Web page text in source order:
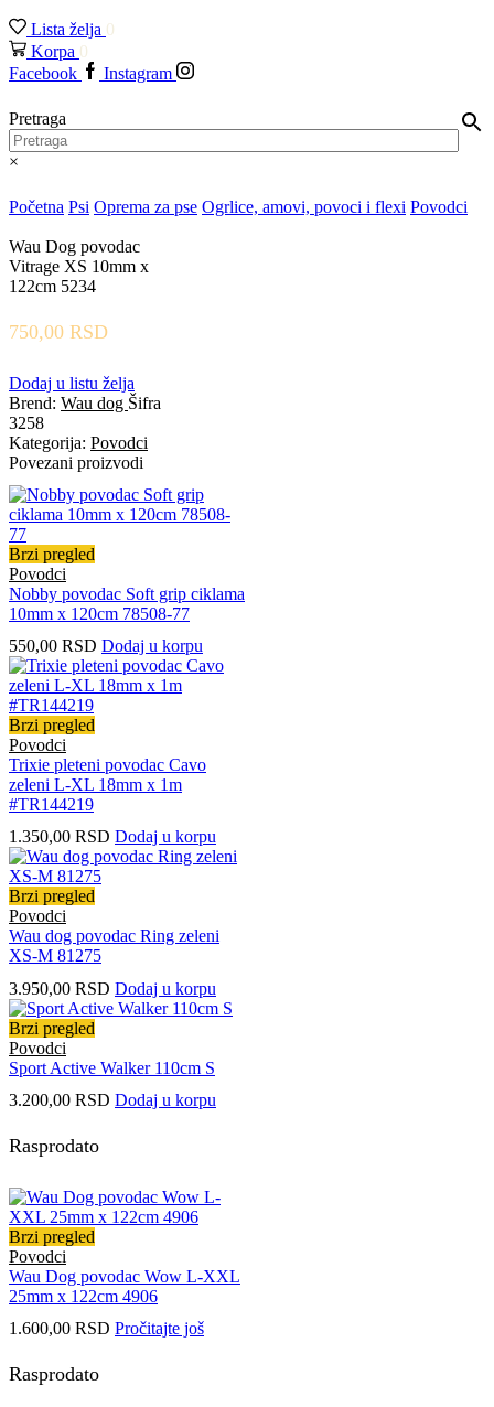
Lista želja 0
Korpa 0
Facebook
Instagram
Pretraga
×
Početna Psi Oprema za pse Ogrlice, amovi, povoci i flexi Povodci
Wau Dog povodac
Vitrage XS 10mm x
122cm 5234
750,00 RSD
Dodaj u listu želja
Brend: Wau dog Šifra
3258
Kategorija: Povodci
Povezani proizvodi
Brzi pregled
Povodci
Nobby povodac Soft grip ciklama
10mm x 120cm 78508-77
550,00 RSD Dodaj u korpu
Brzi pregled
Povodci
Trixie pleteni povodac Cavo
zeleni L-XL 18mm x 1m
#TR144219
1.350,00 RSD Dodaj u korpu
Brzi pregled
Povodci
Wau dog povodac Ring zeleni
XS-M 81275
3.950,00 RSD Dodaj u korpu
Brzi pregled
Povodci
Sport Active Walker 110cm S
3.200,00 RSD Dodaj u korpu
Rasprodato
Brzi pregled
Povodci
Wau Dog povodac Wow L-XXL
25mm x 122cm 4906
1.600,00 RSD Pročitajte još
Rasprodato